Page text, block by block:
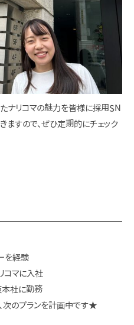
ナリコマの魅力を皆様に採用SN
ますので、ぜひ定期的にチェック
を経験
コマに入社
本社に勤務
次のプランを計画中です★